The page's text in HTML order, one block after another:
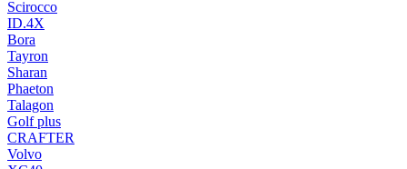
Scirocco
ID.4X
Bora
Tayron
Sharan
Phaeton
Talagon
Golf plus
CRAFTER
Volvo